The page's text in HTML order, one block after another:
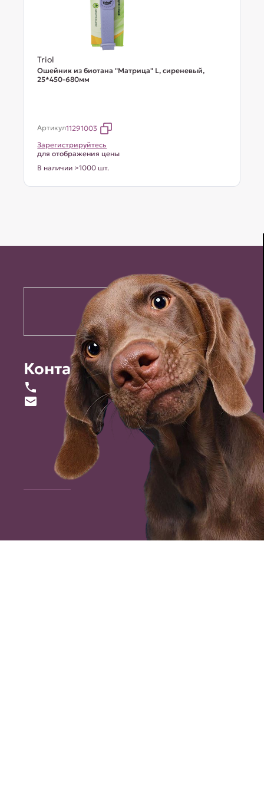
Triol
Ошейник из биотана "Матрица" L, сиреневый,
25*450-680мм
Артикул11291003
Зарегистрируйтесь
для отображения цены
В наличии >1000 шт.
Контакты